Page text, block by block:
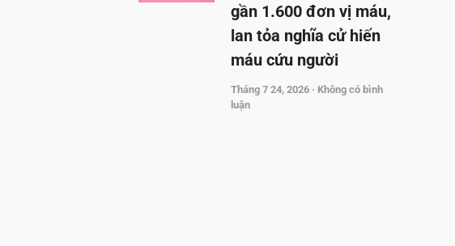
gần 1.600 đơn vị máu,
lan tỏa nghĩa cử hiến
máu cứu người
Tháng 7 24, 2026
Không có bình
luận